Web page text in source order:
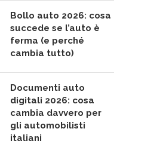
Bollo auto 2026: cosa
succede se l’auto è
ferma (e perché
cambia tutto)
Documenti auto
digitali 2026: cosa
cambia davvero per
gli automobilisti
italiani